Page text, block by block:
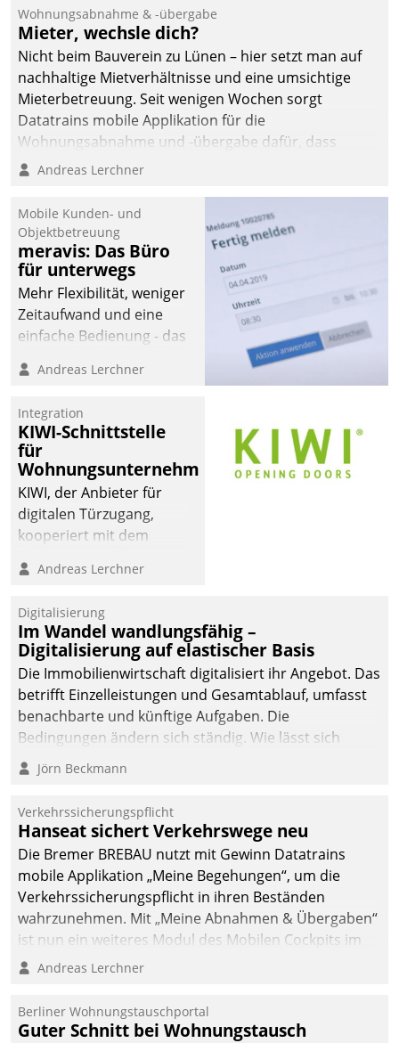
und Beschwerde-Management einen eigenen Kanal
ein.
Wohnungsabnahme & -übergabe
Mieter, wechsle dich?
Nicht beim Bauverein zu Lünen – hier setzt man auf
nachhaltige Mietverhältnisse und eine umsichtige
Mieterbetreuung. Seit wenigen Wochen sorgt
Datatrains mobile Applikation für die
Wohnungsabnahme und -übergabe dafür, dass
Mieter wohlgeordnet kommen und, so es sein muss,
Andreas Lerchner
Mobile Kunden- und
Objektbetreuung
meravis: Das Büro
für unterwegs
Mehr Flexibilität, weniger
Zeitaufwand und eine
einfache Bedienung - das
Cockpit für mobile
Datatrain. Die meravis
Wohnungsbau- und
Immobilien GmbH hat
sich dabei für den Betrieb
der Lösung über die SAP
Cloud Platform
Unternehmen am
Andreas Lerchner
Integration
KIWI-Schnittstelle
für
Wohnungsunternehmen
KIWI, der Anbieter für
digitalen Türzugang,
kooperiert mit dem
Softwareentwicklungshaus
Andreas Lerchner
Digitalisierung
Im Wandel wandlungsfähig –
Digitalisierung auf elastischer Basis
Die Immobilienwirtschaft digitalisiert ihr Angebot. Das
betrifft Einzelleistungen und Gesamtablauf, umfasst
benachbarte und künftige Aufgaben. Die
Bedingungen ändern sich ständig. Wie lässt sich
technisch die Kontrolle wahren und zugleich Freiraum
fürs Wachsen öffnen?
Jörn Beckmann
Verkehrssicherungspflicht
Hanseat sichert Verkehrswege neu
Die Bremer BREBAU nutzt mit Gewinn Datatrains
mobile Applikation „Meine Begehungen“, um die
Verkehrssicherungspflicht in ihren Beständen
wahrzunehmen. Mit „Meine Abnahmen & Übergaben“
ist nun ein weiteres Modul des Mobilen Cockpits im
Einsatz.
Andreas Lerchner
Berliner Wohnungstauschportal
Guter Schnitt bei Wohnungstausch